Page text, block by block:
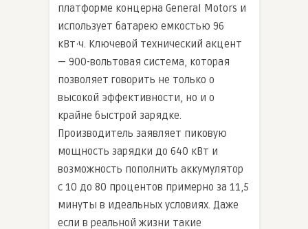
платформе концерна General Motors и
использует батарею емкостью 96
кВт·ч. Ключевой технический акцент
— 900-вольтовая система, которая
позволяет говорить не только о
высокой эффективности, но и о
крайне быстрой зарядке.
Производитель заявляет пиковую
мощность зарядки до 640 кВт и
возможность пополнить аккумулятор
с 10 до 80 процентов примерно за 11,5
минуты в идеальных условиях. Даже
если в реальной жизни такие